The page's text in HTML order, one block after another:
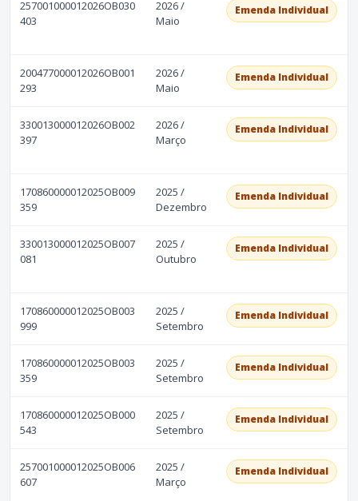
257001000012026OB030
403
2026 /
Maio
Emenda Individual
200477000012026OB001
293
2026 /
Maio
Emenda Individual
330013000012026OB002
397
2026 /
Março
Emenda Individual
170860000012025OB009
359
2025 /
Dezembro
Emenda Individual
330013000012025OB007
081
2025 /
Outubro
Emenda Individual
170860000012025OB003
999
2025 /
Setembro
Emenda Individual
170860000012025OB003
359
2025 /
Setembro
Emenda Individual
170860000012025OB000
543
2025 /
Setembro
Emenda Individual
257001000012025OB006
607
2025 /
Março
Emenda Individual